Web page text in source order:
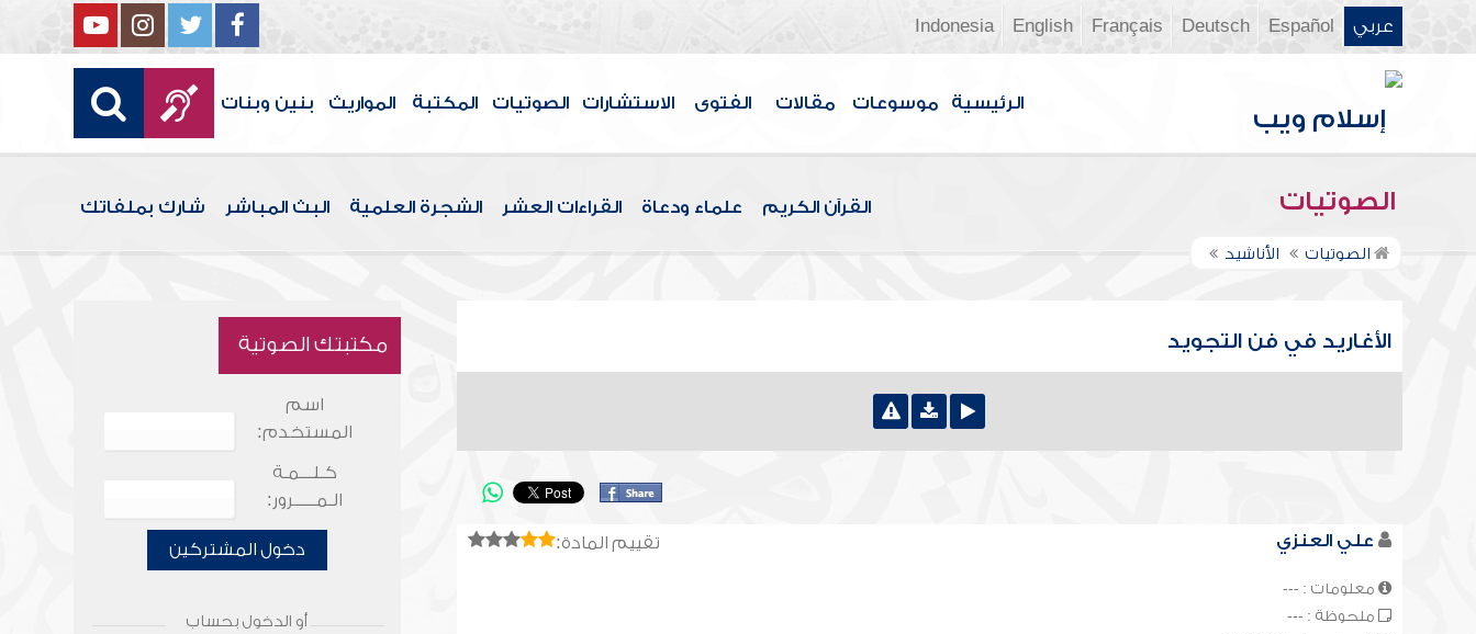
عربي Español
Deutsch
Français
English
Indonesia
الرئيسية موسوعات مقالات الفتوى الاستشارات الصوتيات المكتبة المواريث بنين وبنات
الصوتيات القرآن الكريم علماء ودعاة القراءات العشر الشجرة العلمية البث المباشر شارك بملفاتك
الصوتيات الأناشيد
الأغاريد في فن التجويد
تقييم المادة: علي العنزي
معلومات : ---
ملحوظة : ---
مكتبتك الصوتية
اسم
المستخدم:
كـلـــمـة
الـمـــــرور:
دخول المشتركين
أو الدخول بحساب